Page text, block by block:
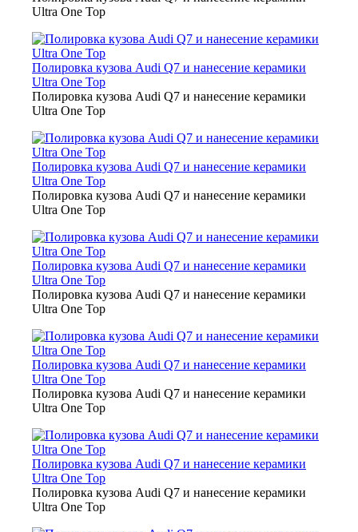
Ultra One Top
Полировка кузова Audi Q7 и нанесение керамики
Ultra One Top
Полировка кузова Audi Q7 и нанесение керамики
Ultra One Top
Полировка кузова Audi Q7 и нанесение керамики
Ultra One Top
Полировка кузова Audi Q7 и нанесение керамики
Ultra One Top
Полировка кузова Audi Q7 и нанесение керамики
Ultra One Top
Полировка кузова Audi Q7 и нанесение керамики
Ultra One Top
Полировка кузова Audi Q7 и нанесение керамики
Ultra One Top
Полировка кузова Audi Q7 и нанесение керамики
Ultra One Top
Полировка кузова Audi Q7 и нанесение керамики
Ultra One Top
Полировка кузова Audi Q7 и нанесение керамики
Ultra One Top